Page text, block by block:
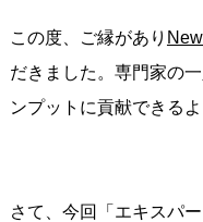
この度、ご縁があり
だきました。専門家の
ンプットに貢献できる
さて、今回「エキスパ